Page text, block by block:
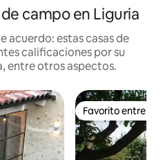
campo en Liguria
acuerdo: estas casas de
calificaciones por su
entre otros aspectos.
Favorito entre
Favorito entre